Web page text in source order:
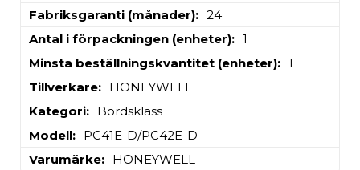
Fabriksgaranti (månader)
24
Antal i förpackningen (enheter)
1
Minsta beställningskvantitet (enheter)
1
Tillverkare
HONEYWELL
Kategori
Bordsklass
Modell
PC41E-D/PC42E-D
Varumärke
HONEYWELL